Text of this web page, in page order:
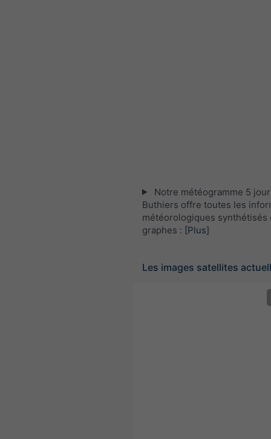
Notre météogramme 5
Buthiers offre toutes les
météorologiques synthétisés
graphes : [Plus]
Les images satellites